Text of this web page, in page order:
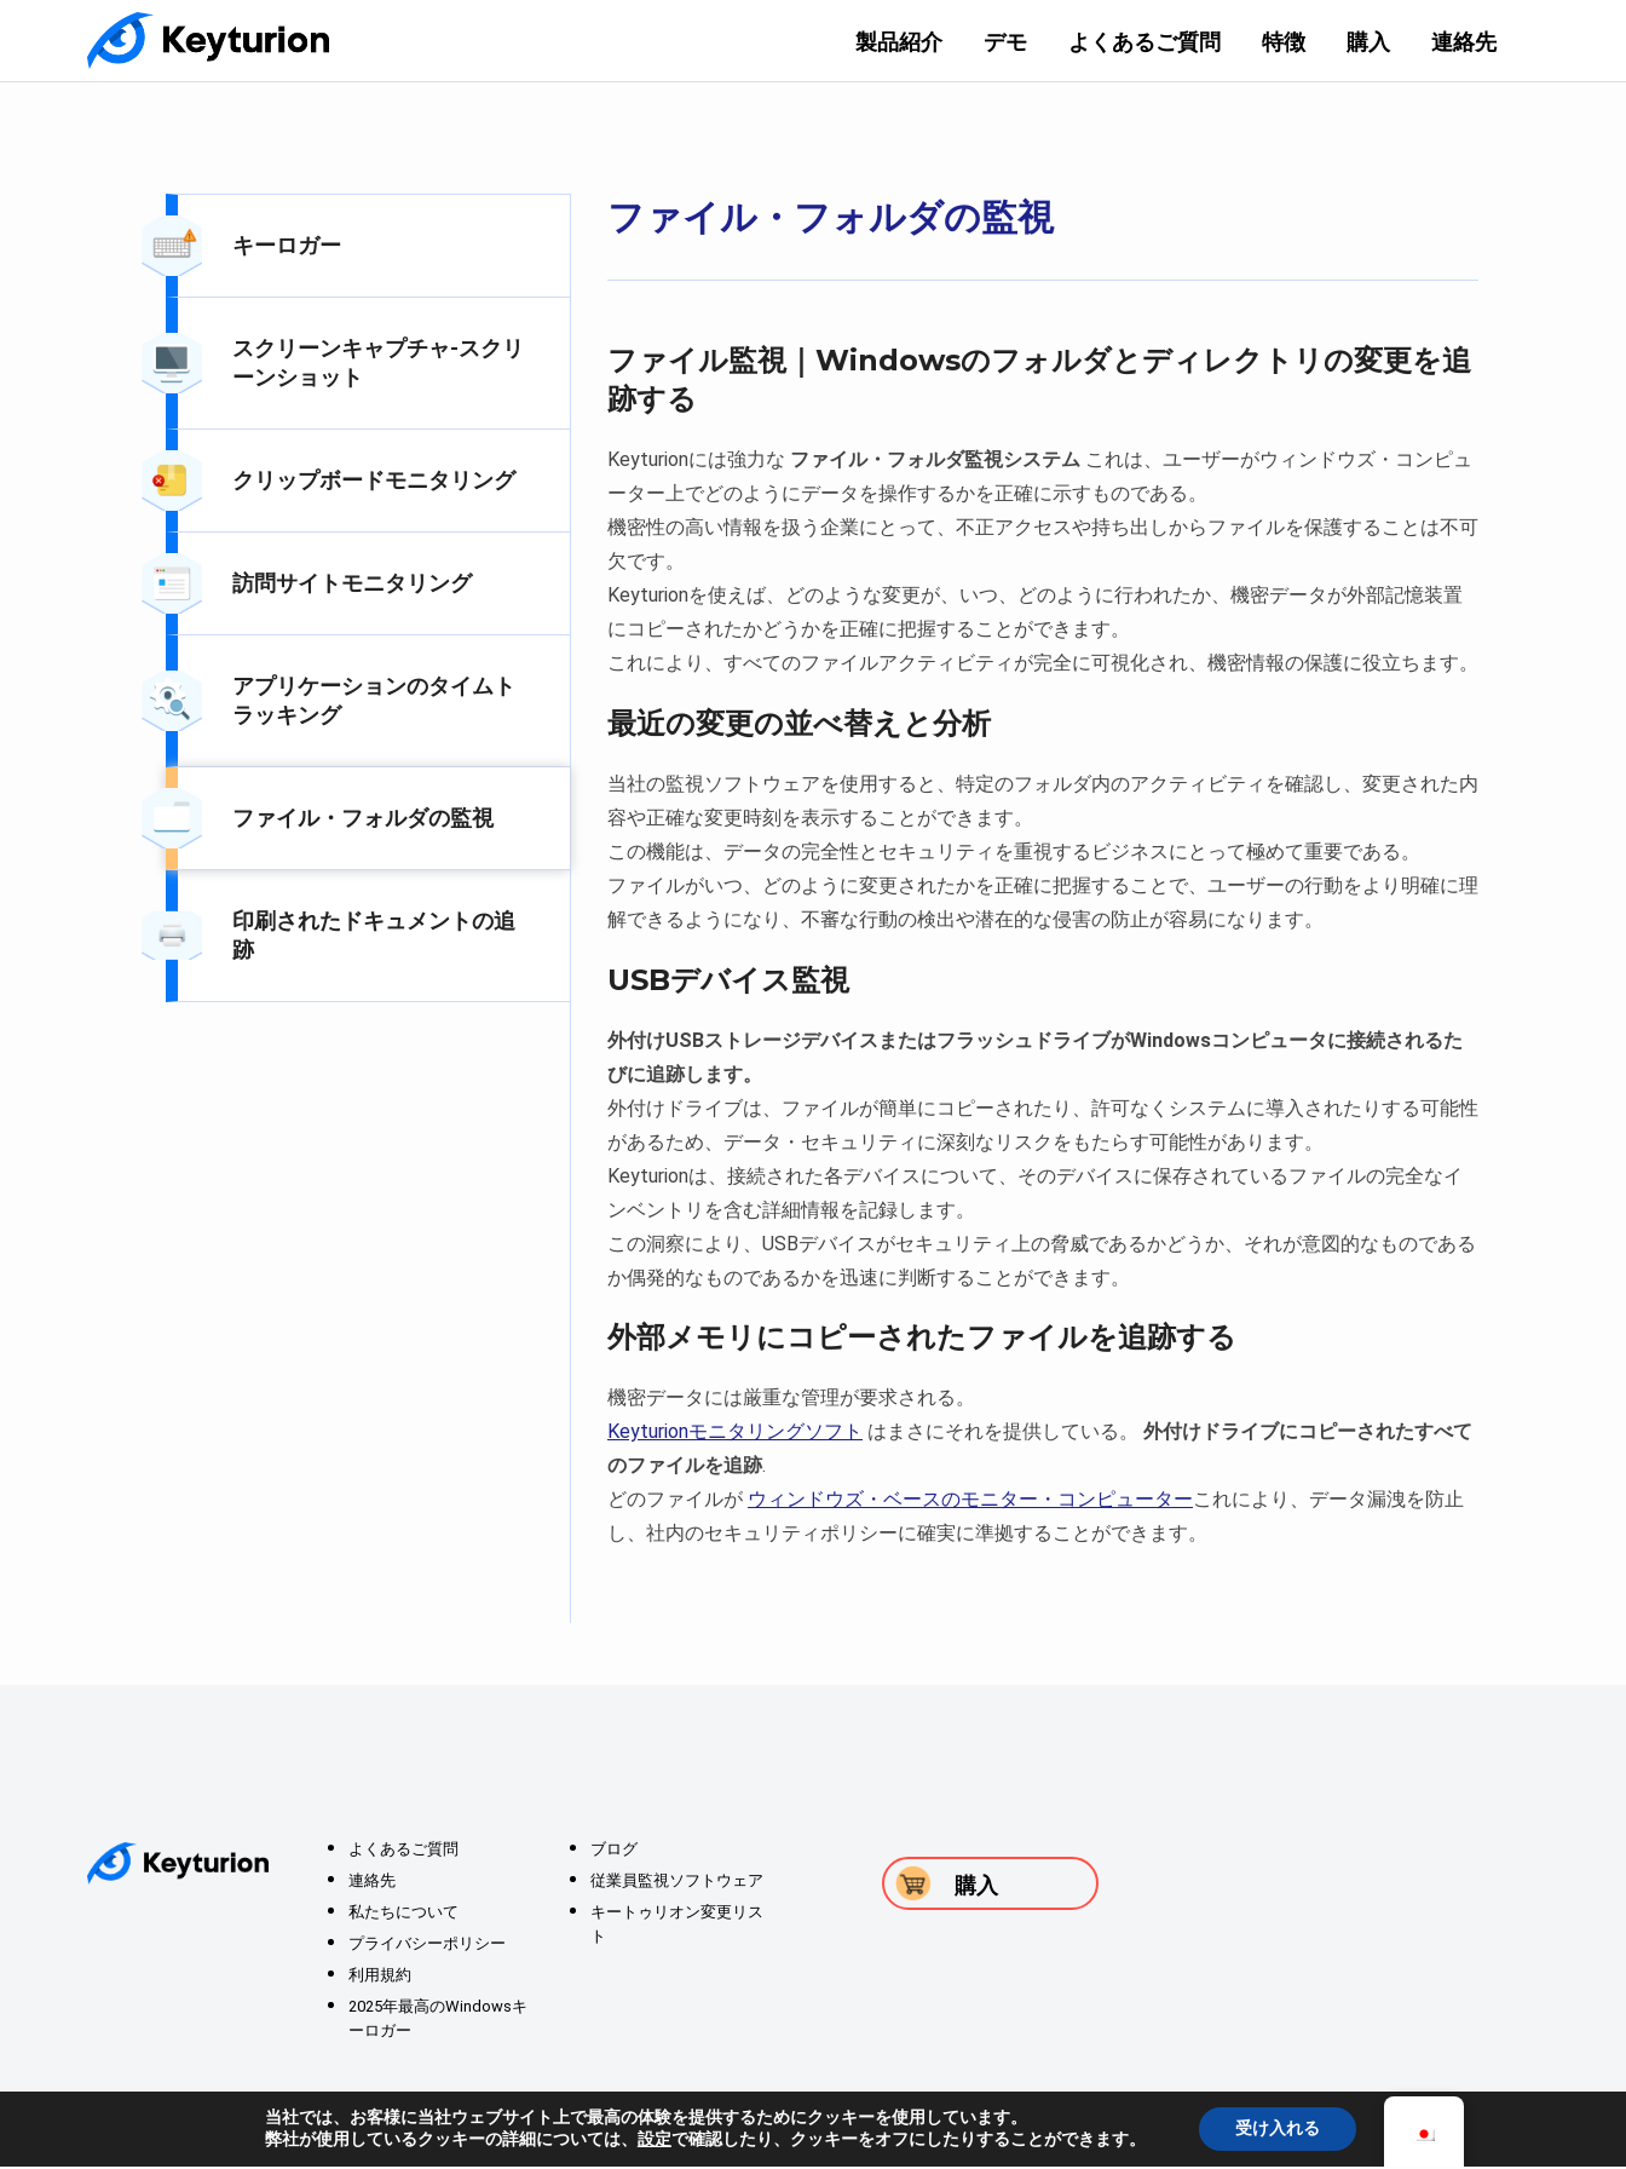
製品紹介 デモ よくあるご質問 特徴 購入 連絡先
ファイル・フォルダの監視
ファイル監視｜Windowsのフォルダとディレクトリの変更を追
跡する
Keyturionには強力な ファイル・フォルダ監視システム これは、ユーザーがウィンドウズ・コンピュ
ーター上でどのようにデータを操作するかを正確に示すものである。
機密性の高い情報を扱う企業にとって、不正アクセスや持ち出しからファイルを保護することは不可
欠です。
Keyturionを使えば、どのような変更が、いつ、どのように行われたか、機密データが外部記憶装置
にコピーされたかどうかを正確に把握することができます。
これにより、すべてのファイルアクティビティが完全に可視化され、機密情報の保護に役立ちます。
最近の変更の並べ替えと分析
当社の監視ソフトウェアを使用すると、特定のフォルダ内のアクティビティを確認し、変更された内
容や正確な変更時刻を表示することができます。
この機能は、データの完全性とセキュリティを重視するビジネスにとって極めて重要である。
ファイルがいつ、どのように変更されたかを正確に把握することで、ユーザーの行動をより明確に理
解できるようになり、不審な行動の検出や潜在的な侵害の防止が容易になります。
USBデバイス監視
外付けUSBストレージデバイスまたはフラッシュドライブがWindowsコンピュータに接続されるた
びに追跡します。
外付けドライブは、ファイルが簡単にコピーされたり、許可なくシステムに導入されたりする可能性
があるため、データ・セキュリティに深刻なリスクをもたらす可能性があります。
Keyturionは、接続された各デバイスについて、そのデバイスに保存されているファイルの完全なイ
ンベントリを含む詳細情報を記録します。
この洞察により、USBデバイスがセキュリティ上の脅威であるかどうか、それが意図的なものである
か偶発的なものであるかを迅速に判断することができます。
外部メモリにコピーされたファイルを追跡する
機密データには厳重な管理が要求される。
Keyturionモニタリングソフト はまさにそれを提供している。 外付けドライブにコピーされたすべて
のファイルを追跡.
どのファイルが ウィンドウズ・ベースのモニター・コンピューターこれにより、データ漏洩を防止
し、社内のセキュリティポリシーに確実に準拠することができます。
キーロガー
スクリーンキャプチャ-スクリ
ーンショット
クリップボードモニタリング
訪問サイトモニタリング
アプリケーションのタイムト
ラッキング
ファイル・フォルダの監視
印刷されたドキュメントの追
跡
よくあるご質問
連絡先
私たちについて
プライバシーポリシー
利用規約
2025年最高のWindowsキ
ーロガー
ブログ
従業員監視ソフトウェア
キートゥリオン変更リス
ト
購入
当社では、お客様に当社ウェブサイト上で最高の体験を提供するためにクッキーを使用しています。
弊社が使用しているクッキーの詳細については、 設定で確認したり、クッキーをオフにしたりすることができます。 受け入れる